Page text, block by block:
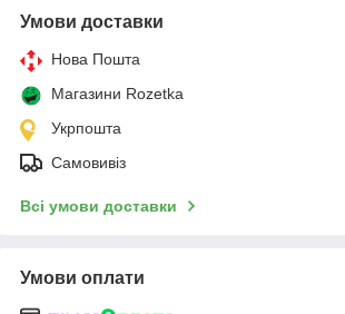
Умови доставки
Нова Пошта
Магазини Rozetka
Укрпошта
Самовивіз
Всі умови доставки
Умови оплати